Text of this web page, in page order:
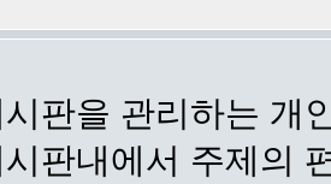
판을 관리하는 개
판내에서 주제의